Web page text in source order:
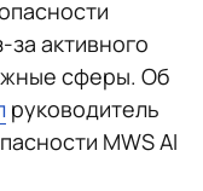
за активного
сферы. Об
руководитель
MWS AI